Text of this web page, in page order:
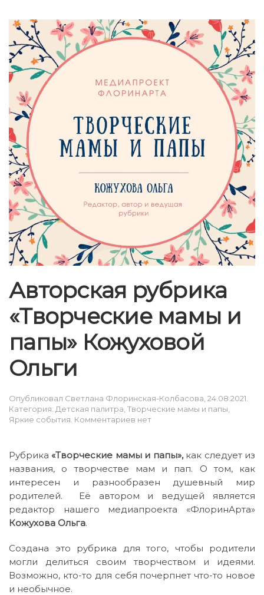
Авторская рубрика
«Творческие мамы и
папы» Кожуховой
Ольги
Опубликовал Светлана Флоринская-Колбасова 24.08.2021
Категория: Детская палитра Творческие мамы и папы
Яркие события Комментариев к
«Творческие
мамы
и
папы»
Кожуховой
Ольги
нет
Рубрика«Творческие мамы и папы»,как следует из
названия, о творчестве мам и пап. О том, как
интересен и разнообразен душевный мир
родителей. Её автором и ведущей является
редактор нашего медиапроекта «ФлоринАрта»
Кожухова Ольга.
Создана это рубрика для того, чтобы родители
могли делиться своим творчеством и идеями.
Возможно, кто-то для себя почерпнет что-то новое
и необычное.